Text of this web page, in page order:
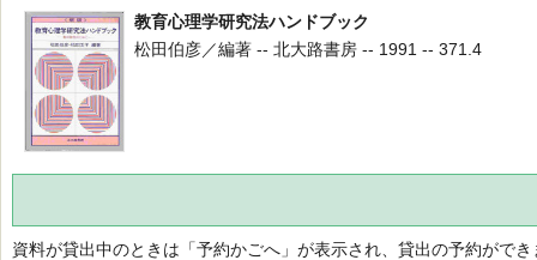
教育心理学研究法ハンドブック
松田伯彦／編著 -- 北大路書房 -- 1991 -- 371.4
資料が貸出中のときは「予約かごへ」が表示され、貸出の予約ができ